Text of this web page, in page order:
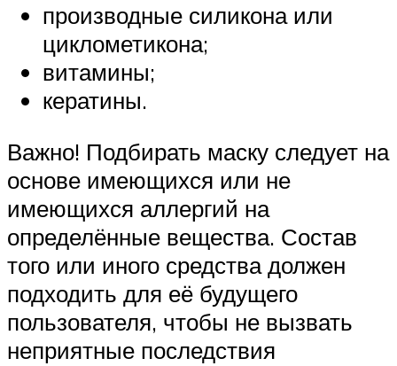
производные силикона или
циклометикона;
витамины;
кератины.
Важно! Подбирать маску следует на
основе имеющихся или не
имеющихся аллергий на
определённые вещества. Состав
того или иного средства должен
подходить для её будущего
пользователя, чтобы не вызвать
неприятные последствия